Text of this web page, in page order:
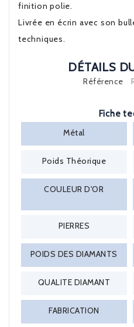
finition polie.
Livrée en écrin avec son
techniques.
DÉTAILS
Référence
Fiche
Métal
Poids Théorique
COULEUR D'OR
PIERRES
POIDS DES DIAMANTS
QUALITE DIAMANT
FABRICATION